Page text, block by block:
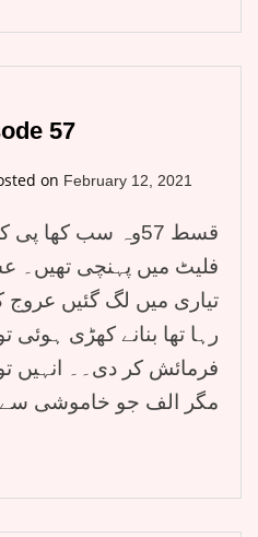
57
on February 12, 2021
قسط 57وہ سب کھا
فلیٹ میں پہنچی تھیں۔
تیاری میں لگ گئیں عروج
رہا تھا بنانے کھڑی
فرمائش کر دی۔۔ انہیں
مگر الف جو خاموشی